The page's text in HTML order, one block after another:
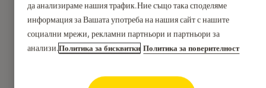
да анализираме нашия трафик.Ние също така споделяме
информация за Вашата употреба на нашия сайт с нашите
социални мрежи, рекламни партньори и партньори за
анализи.Политика за бисквитки Политика за поверителност